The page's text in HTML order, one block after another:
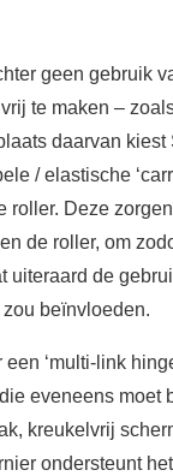
geen gebruik
te maken –
daarvan kiest
/ elastische
roller. Deze
de roller, om
uiteraard de
beïnvloeden.
‘multi-link
eveneens moet
kreukelvrij
ondersteunt